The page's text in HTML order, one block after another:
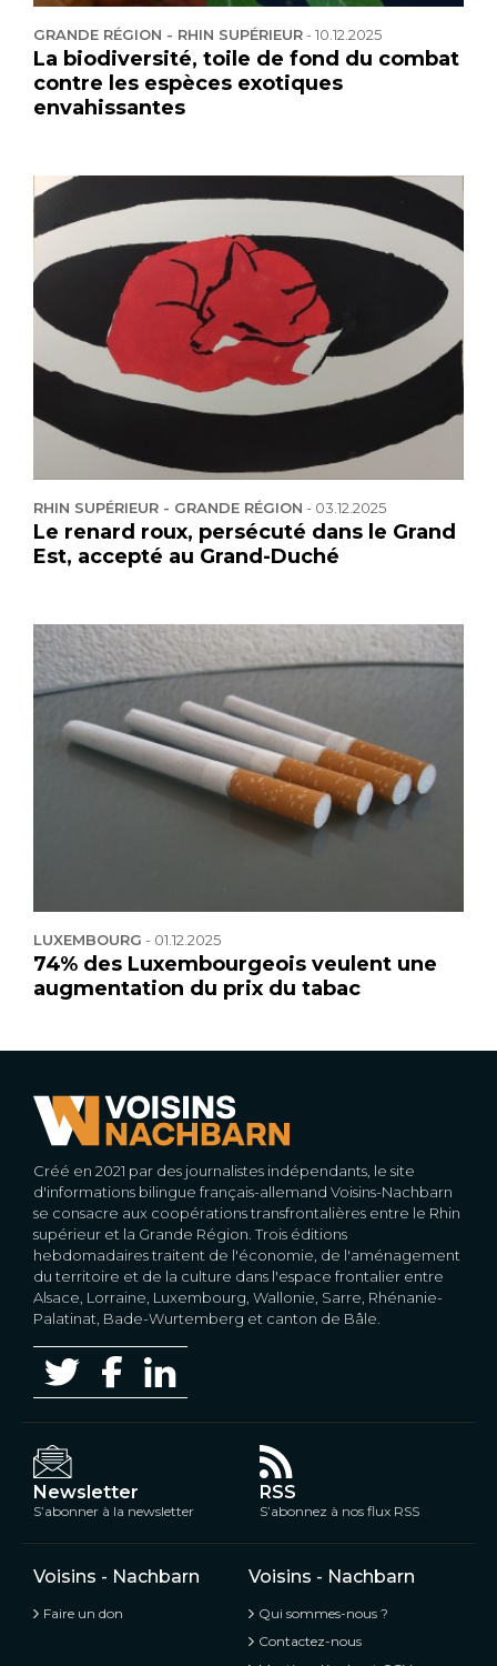
GRANDE RÉGION - RHIN SUPÉRIEUR-10.12.2025
La biodiversité, toile de fond du combat
contre les espèces exotiques
envahissantes
RHIN SUPÉRIEUR - GRANDE RÉGION - 03.12.2025
Le renard roux, persécuté dans le Grand
Est, accepté au Grand-Duché
LUXEMBOURG - 01.12.2025
74% des Luxembourgeois veulent une
augmentation du prix du tabac
Créé en 2021 par des journalistes indépendants, le site
d'informations bilingue français-allemand Voisins-Nachbarn
se consacre aux coopérations transfrontalières entre le Rhin
supérieur et la Grande Région. Trois éditions
hebdomadaires traitent de l'économie, de l'aménagement
du territoire et de la culture dans l'espace frontalier entre
Alsace, Lorraine, Luxembourg, Wallonie, Sarre, Rhénanie-
Palatinat, Bade-Wurtemberg et canton de Bâle.
Newsletter
S’abonner à la newsletter
RSS
S’abonnez à nos flux RSS
Voisins - Nachbarn
Faire un don
Voisins - Nachbarn
Qui sommes-nous ?
Contactez-nous